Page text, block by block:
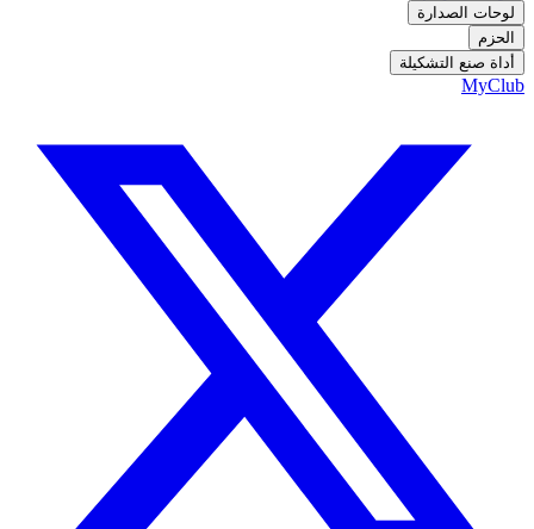
لوحات الصدارة
الحزم
أداة صنع التشكيلة
MyClub